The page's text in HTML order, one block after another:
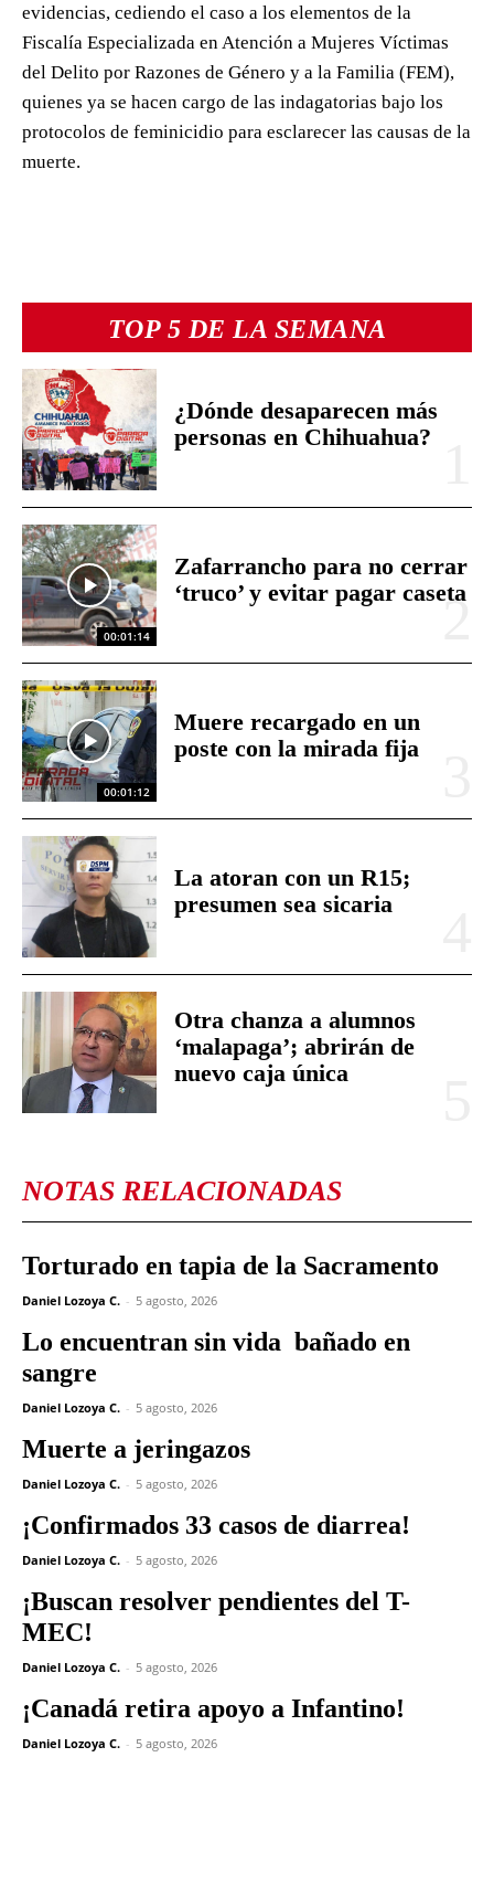
TOP 5 DE LA SEMANA
¿Dónde desaparecen más
personas en Chihuahua?
00:01:14
Zafarrancho para no cerrar
‘truco’ y evitar pagar caseta
00:01:12
Muere recargado en un
poste con la mirada fija
La atoran con un R15;
presumen sea sicaria
Otra chanza a alumnos
‘malapaga’; abrirán de
nuevo caja única
NOTAS RELACIONADAS
Torturado en tapia de la Sacramento
Daniel Lozoya C. - 5 agosto, 2026
Lo encuentran sin vida bañado en
sangre
Daniel Lozoya C. - 5 agosto, 2026
Muerte a jeringazos
Daniel Lozoya C. - 5 agosto, 2026
¡Confirmados 33 casos de diarrea!
Daniel Lozoya C. - 5 agosto, 2026
¡Buscan resolver pendientes del T-
MEC!
Daniel Lozoya C. - 5 agosto, 2026
¡Canadá retira apoyo a Infantino!
Daniel Lozoya C. - 5 agosto, 2026
evidencias, cediendo el caso a los elementos de la
Fiscalía Especializada en Atención a Mujeres Víctimas
del Delito por Razones de Género y a la Familia (FEM),
quienes ya se hacen cargo de las indagatorias bajo los
protocolos de feminicidio para esclarecer las causas de la
muerte.